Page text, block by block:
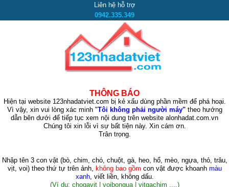
Liên hệ hỗ trợ
0942.335.349
THÔNG BÁO
Hiện tại website 123nhadatviet.com bị kẻ xấu dùng phần mềm để phá hoại.
Vì vậy, xin vui lòng xác minh "Tôi không phải người máy"theo hướng
dẫn bên dưới để tiếp tục xem nội dung trên website alonhadat.com.vn
Chúng tôi xin lỗi vì sự bất tiện này. Xin cám ơn.
Trân trọng.
Nhập tên 3 con vật (bò, chim, chó, chuột, gà, heo, hổ, mèo, ngựa, thỏ, trâu,
vịt, voi)theo thứ tự trên ảnh, không bao gồm con vật được khoanh màu
xanh, viết liền, không dấu.
(Ví dụ: chogavit | voibongua | vitgachim ,...)